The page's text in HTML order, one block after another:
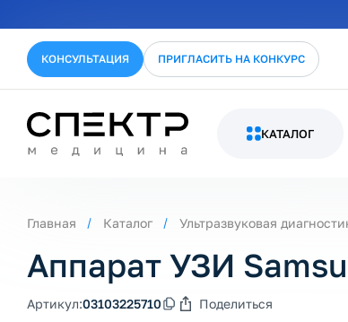
КОНСУЛЬТАЦИЯ ПРИГЛАСИТЬ НА КОНКУРС
КАТАЛОГ
Главная Каталог Ультразвуковая
Аппарат УЗИ
Артикул:03103225710 Поделиться